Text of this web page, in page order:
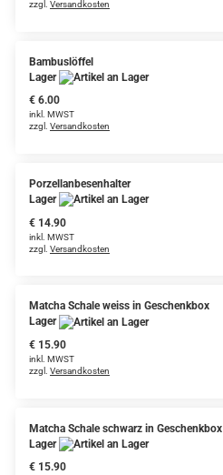
zzgl. Versandkosten
Bambuslöffel
Lager
€ 6.00
inkl. MWST
zzgl. Versandkosten
Porzellanbesenhalter
Lager
€ 14.90
inkl. MWST
zzgl. Versandkosten
Matcha Schale weiss in Geschenkbox
Lager
€ 15.90
inkl. MWST
zzgl. Versandkosten
Matcha Schale schwarz in Geschenkbox
Lager
€ 15.90